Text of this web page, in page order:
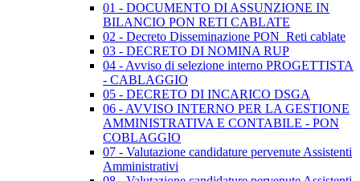
01 - DOCUMENTO DI ASSUNZIONE IN
BILANCIO PON RETI CABLATE
02 - Decreto Disseminazione PON_Reti cablate
03 - DECRETO DI NOMINA RUP
04 - Avviso di selezione interno PROGETTISTA
- CABLAGGIO
05 - DECRETO DI INCARICO DSGA
06 - AVVISO INTERNO PER LA GESTIONE
AMMINISTRATIVA E CONTABILE - PON
COBLAGGIO
07 - Valutazione candidature pervenute Assistenti
Amministrativi